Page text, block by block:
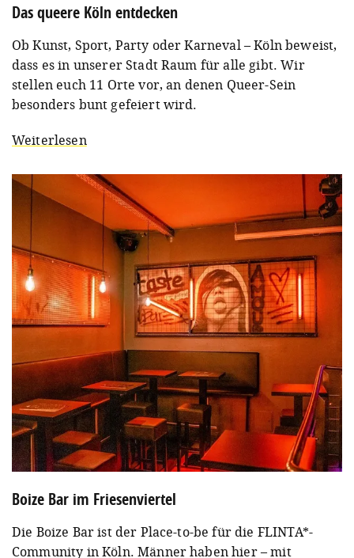
Das queere Köln entdecken
Ob Kunst, Sport, Party oder Karneval – Köln beweist,
dass es in unserer Stadt Raum für alle gibt. Wir
stellen euch 11 Orte vor, an denen Queer-Sein
besonders bunt gefeiert wird.
Weiterlesen
Boize Bar im Friesenviertel
Die Boize Bar ist der Place-to-be für die FLINTA*-
Community in Köln. Männer haben hier – mit